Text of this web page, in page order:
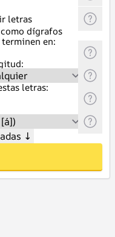
letras
como dígrafos
terminen en:
letras:
↓